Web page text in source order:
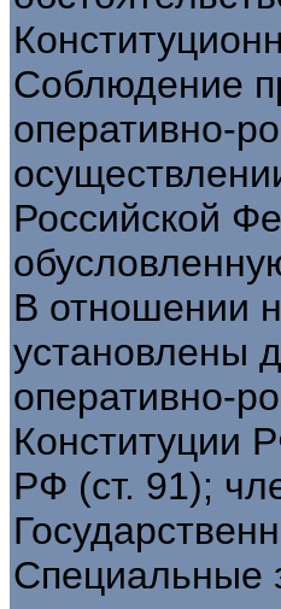
Соблюдение
оперативно-
Российской
В отношении
установлены
оперативно-
Конституции
РФ (ст. 91);
Специальные